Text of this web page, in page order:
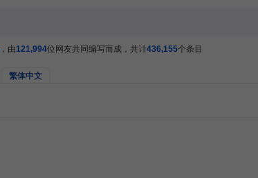
，由121,994位网友共同编写而成，共计436,155个条目
繁体中文